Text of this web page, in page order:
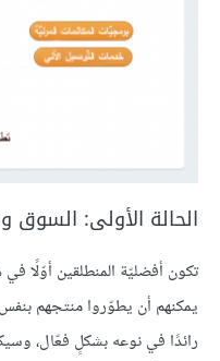
الحالة الأولى: السوق
تكون أفضليّة المنطلقين أوّلًا
يمكنهم أن يطوّروا منتجهم
رائدًا في نوعه بشكلٍ فعّال،